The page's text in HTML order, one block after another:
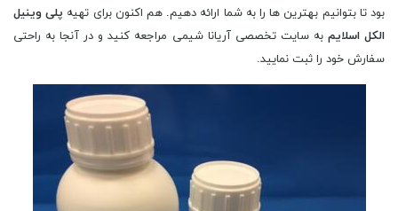
بود تا بتوانیم بهترین ها را به شما ارائه دهیم. هم اکنون برای تهیه پلی وینیل
الکل اسلایمبه سایت تخصصی آریانا شیمی مراجعه کنید و در آنجا به راحتی
سفارش خود را ثبت نمایید.